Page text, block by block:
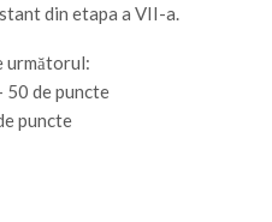
din etapa a VII-a.
următorul:
50 de puncte
puncte